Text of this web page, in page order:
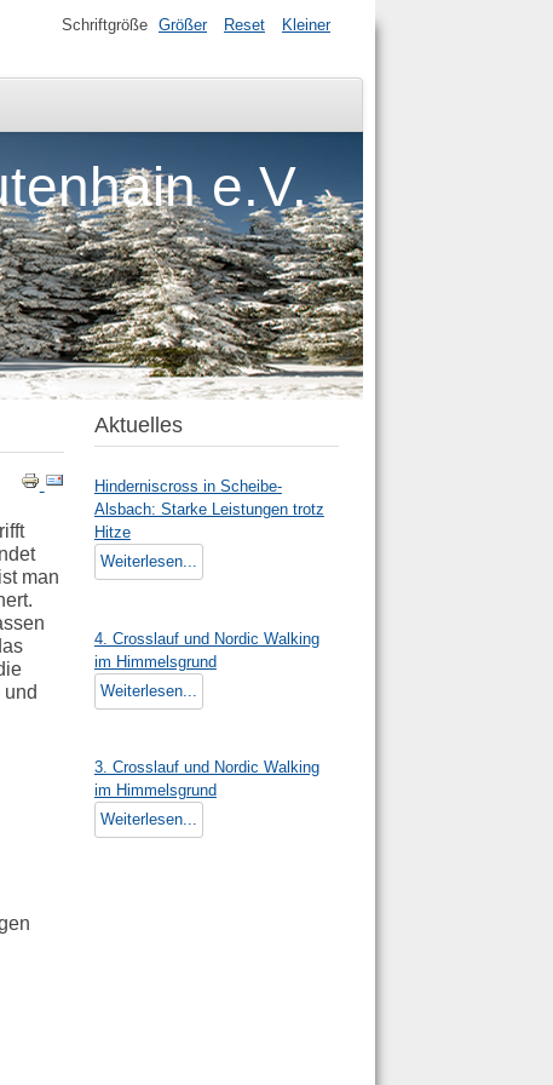
e.V.
Schriftgröße Größer Reset Kleiner
man
Aktuelles
Hinderniscross in Scheibe-
Alsbach: Starke Leistungen trotz
Hitze
Weiterlesen...
4. Crosslauf und Nordic Walking
im Himmelsgrund
Weiterlesen...
3. Crosslauf und Nordic Walking
im Himmelsgrund
Weiterlesen...